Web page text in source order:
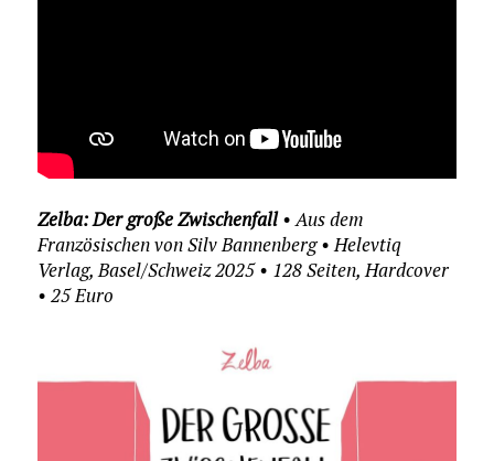
Zelba: Der große Zwischenfall• Aus dem
Französischen von Silv Bannenberg • Helevtiq
Verlag, Basel/Schweiz 2025 • 128 Seiten, Hardcover
• 25 Euro